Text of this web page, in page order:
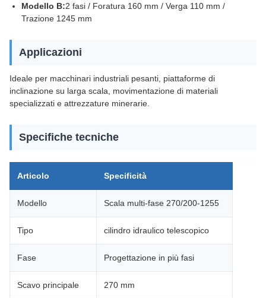
Modello B:2 fasi / Foratura 160 mm / Verga 110 mm /
Trazione 1245 mm
Applicazioni
Ideale per macchinari industriali pesanti, piattaforme di
inclinazione su larga scala, movimentazione di materiali
specializzati e attrezzature minerarie.
Specifiche tecniche
Articolo Specificità
Modello Scala multi-fase 270/200-1255
Tipo cilindro idraulico telescopico
Fase Progettazione in più fasi
Scavo principale 270 mm